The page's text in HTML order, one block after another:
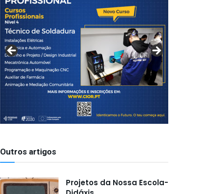
Outros artigos
Projetos da Nossa Escola-